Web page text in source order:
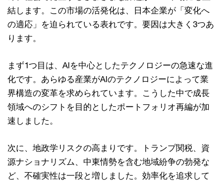
結します。この市場の活発化は、日本企業が「変化へ
の適応」を迫られている表れです。要因は大きく3つあ
ります。
まず1つ目は、AIを中心としたテクノロジーの急速な進
化です。あらゆる産業がAIのテクノロジーによって業
界構造の変革を求められています。こうした中で成長
領域へのシフトを目的としたポートフォリオ再編が加
速しました。
次に、地政学リスクの高まりです。トランプ関税、資
源ナショナリズム、中東情勢を含む地域紛争の勃発な
ど、不確実性は一段と増しました。効率化を追求して